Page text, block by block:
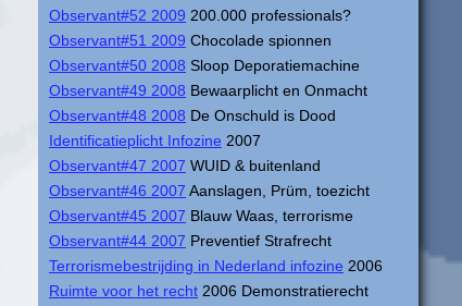
Observant#52 2009 200.000 professionals?
Observant#51 2009 Chocolade spionnen
Observant#50 2008 Sloop Deporatiemachine
Observant#49 2008 Bewaarplicht en Onmacht
Observant#48 2008 De Onschuld is Dood
Identificatieplicht Infozine 2007
Observant#47 2007 WUID & buitenland
Observant#46 2007 Aanslagen, Prüm, toezicht
Observant#45 2007 Blauw Waas, terrorisme
Observant#44 2007 Preventief Strafrecht
Terrorismebestrijding in Nederland infozine 2006
Ruimte voor het recht 2006 Demonstratierecht